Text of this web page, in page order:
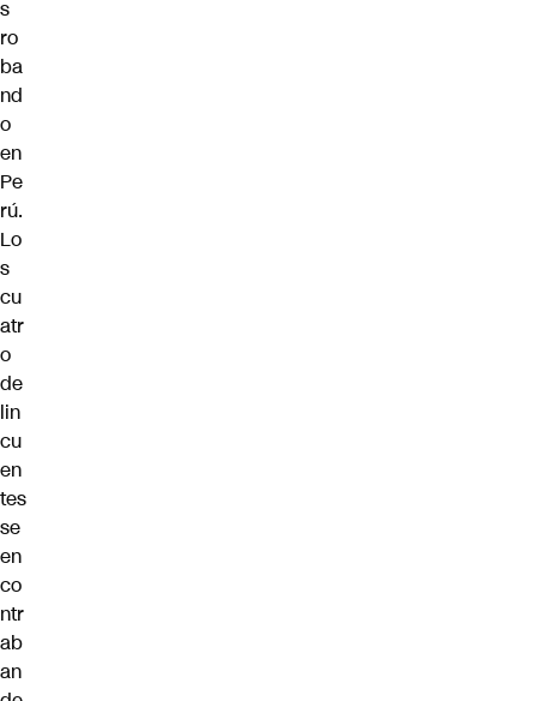
s
ro
ba
nd
o
en
Pe
rú.
Lo
s
cu
atr
o
de
lin
cu
en
tes
se
en
co
ntr
ab
an